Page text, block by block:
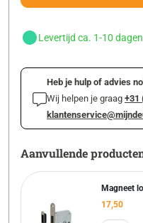
Levertijd ca. 1-10 dagen
Heb je hulp of advies
Wij helpen je graag +31
Aanvullende
Magneet
17,50